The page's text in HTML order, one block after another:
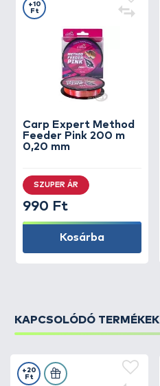
Carp Expert Method
Feeder Pink 200 m
0,20 mm
+10
Ft
SZUPER ÁR
990 Ft
Kosárba
KAPCSOLÓDÓ TERMÉKEK
+20
Ft